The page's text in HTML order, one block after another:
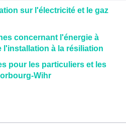
sur l'électricité et le gaz
concernant l'énergie à
l'installation à la résiliation
pour les particuliers et les
Wihr